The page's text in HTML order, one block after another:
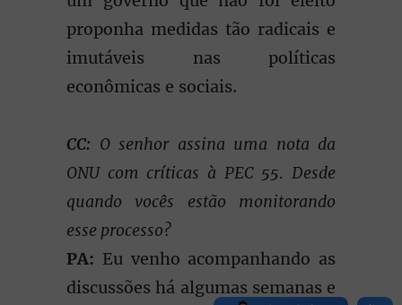
proponha medidas tão radicais e
imutáveis nas políticas
econômicas e sociais.
CC: O senhor assina uma nota da
ONU com críticas à PEC 55. Desde
quando vocês estão monitorando
esse processo?
PA: Eu venho acompanhando as
discussões há algumas semanas e